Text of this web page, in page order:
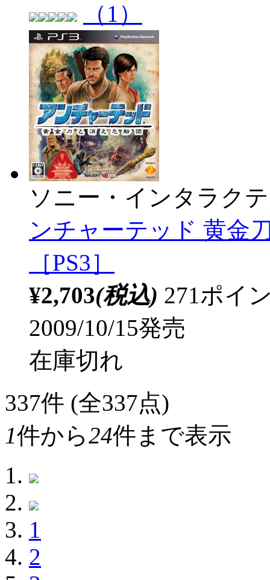
（1）
ソニー・インタラク
ンチャーテッド 黄金
［PS3］
¥2,703(税込) 271ポイ
2009/10/15発売
在庫切れ
337件 (全337点)
1件から24件まで表示
1
2